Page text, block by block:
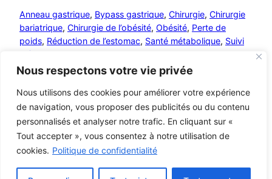
Nous respectons votre vie privée
Nous utilisons des cookies pour améliorer votre expérience
de navigation, vous proposer des publicités ou du contenu
personnalisés et analyser notre trafic. En cliquant sur «
Tout accepter », vous consentez à notre utilisation de
cookies. Politique de confidentialité
Anneau gastrique, Bypass gastrique, Chirurgie, Chirurgie
bariatrique, Chirurgie de l’obésité, Obésité, Perte de
poids, Réduction de l’estomac, Santé métabolique, Suivi
Mutualistes – MCA © C i E M
Mentions légales